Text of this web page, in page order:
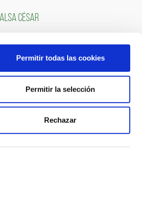
Permitir todas las cookies
Permitir la selección
Rechazar
CÉSAR